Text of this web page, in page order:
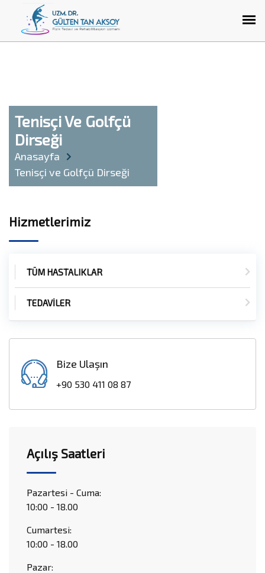
Tenisçi Ve Golfçü
Dirseği
Anasayfa
Tenisçi ve Golfçü Dirseği
Hizmetlerimiz
TÜM HASTALIKLAR
TEDAVİLER
Bize Ulaşın
+90 530 411 08 87
Açılış Saatleri
Pazartesi - Cuma:
10:00 - 18.00
Cumartesi:
10:00 - 18.00
Pazar: